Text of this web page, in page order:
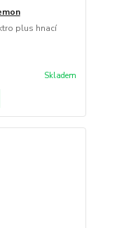
plus hnací
Skladem